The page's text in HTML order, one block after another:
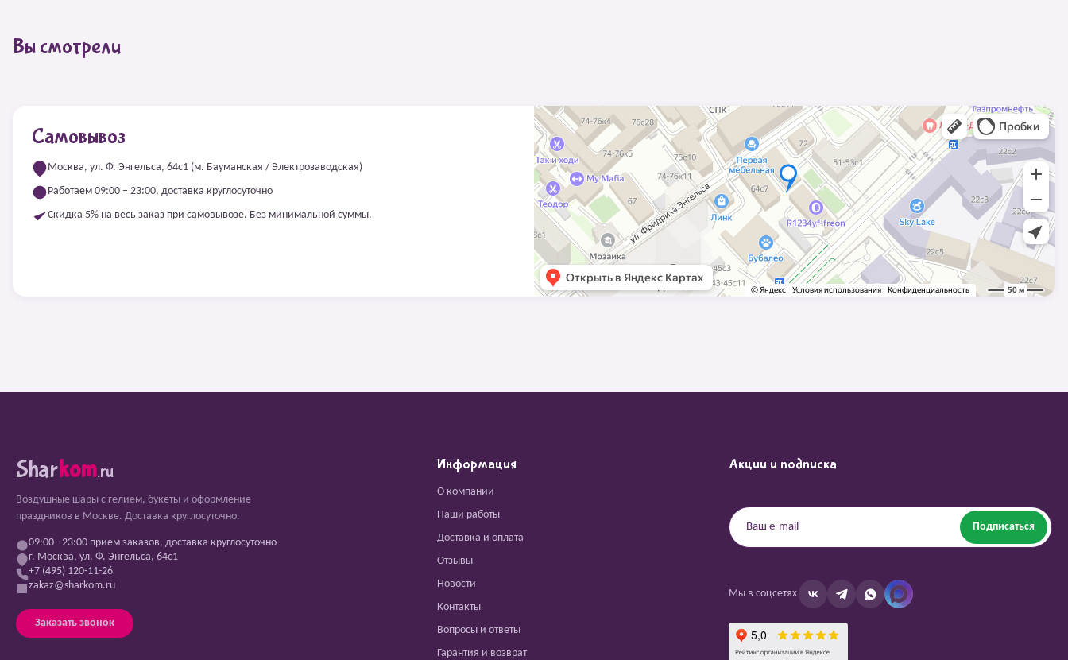
Вы смотрели
Самовывоз
Москва, ул. Ф. Энгельса, 64с1 (м. Бауманская / Электрозаводская)
Работаем 09:00 – 23:00, доставка круглосуточно
Скидка 5% на весь заказ при самовывозе. Без минимальной суммы.
Sharkom.ru
Воздушные шары с гелием, букеты и оформление
праздников в Москве. Доставка круглосуточно.
09:00 - 23:00 прием заказов, доставка круглосуточно
г. Москва, ул. Ф. Энгельса, 64с1
+7 (495) 120-11-26
zakaz@sharkom.ru
Заказать звонок
Информация
О компании
Наши работы
Доставка и оплата
Отзывы
Новости
Контакты
Вопросы и ответы
Гарантия и возврат
Акции и подписка
Подписаться
Мы в соцсетях